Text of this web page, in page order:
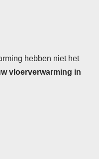
hebben niet het
vloerverwarming in